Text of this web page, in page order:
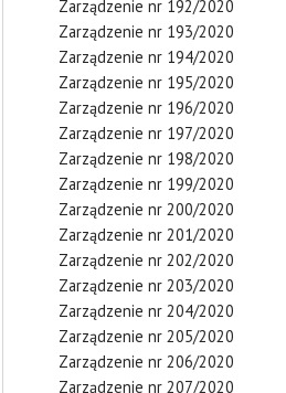
Zarządzenie nr 192/2020
Zarządzenie nr 193/2020
Zarządzenie nr 194/2020
Zarządzenie nr 195/2020
Zarządzenie nr 196/2020
Zarządzenie nr 197/2020
Zarządzenie nr 198/2020
Zarządzenie nr 199/2020
Zarządzenie nr 200/2020
Zarządzenie nr 201/2020
Zarządzenie nr 202/2020
Zarządzenie nr 203/2020
Zarządzenie nr 204/2020
Zarządzenie nr 205/2020
Zarządzenie nr 206/2020
Zarządzenie nr 207/2020